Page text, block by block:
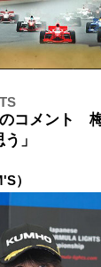
コメント
」
）